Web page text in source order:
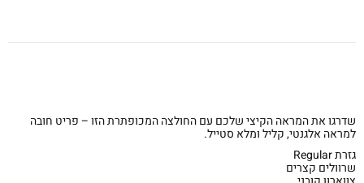
שדרגו את המראה הקיצי שלכם עם החולצה המכופתרת הזו – פריט חובה
למראה אלגנטי, קליל ומלא סטייל.
גזרת Regular
שרוולים קצרים